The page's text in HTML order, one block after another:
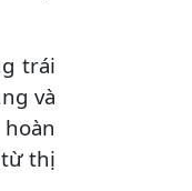
trái
và
thị